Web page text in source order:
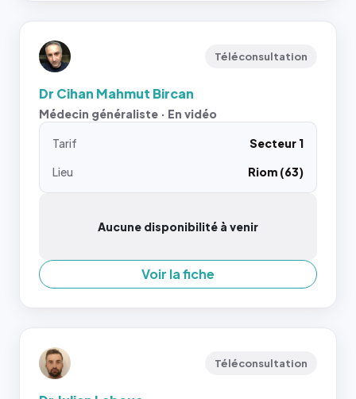
Téléconsultation
Dr Cihan Mahmut Bircan
Médecin généraliste · En vidéo
Tarif
Secteur 1
Lieu
Riom (63)
Aucune disponibilité à venir
Voir la fiche
Téléconsultation